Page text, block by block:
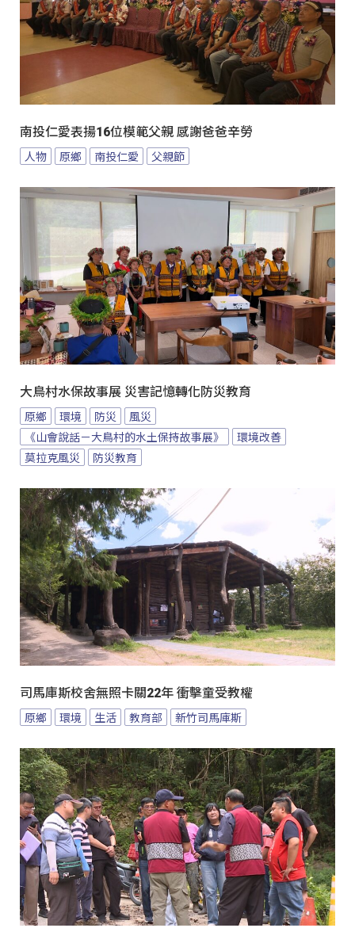
南投仁愛表揚16位模範父親 感謝爸爸辛勞
人物 原鄉 南投仁愛 父親節
大鳥村水保故事展 災害記憶轉化防災教育
原鄉 環境 防災
風災
《山會說話－大鳥村的水土保持故事展》
環境改善
莫拉克風災
防災教育
司馬庫斯校舍無照卡關22年 衝擊童受教權
原鄉 環境 生活 教育部 新竹司馬庫斯